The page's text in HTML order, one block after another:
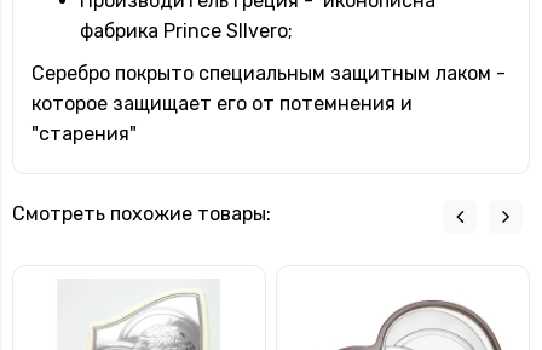
фабрика Prince SIlvero;
Серебро покрыто специальным защитным лаком -
которое защищает его от потемнения и
"старения"
Смотреть похожие товары: